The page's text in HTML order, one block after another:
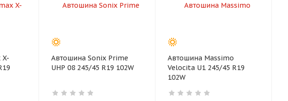
Автошина Sonix Prime
UHP 08 245/45 R19 102W
Автошина Massimo
Velocita U1 245/45 R19
102W